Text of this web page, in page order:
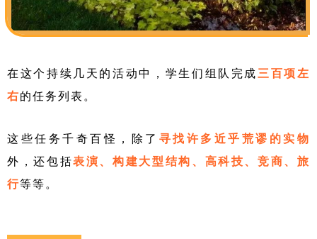
在这个持续几天的活动中，学生们组队完成三百项左
右的任务列表。
这些任务千奇百怪，除了 寻找许多近乎荒谬的实物
外，还包括表演、构建大型结构、高科技、竞商、旅
行等等。